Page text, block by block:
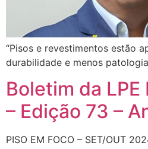
“Pisos e revestimentos estão
durabilidade e menos
Boletim da LPE
– Edição 73 –
PISO EM FOCO – SET/OUT